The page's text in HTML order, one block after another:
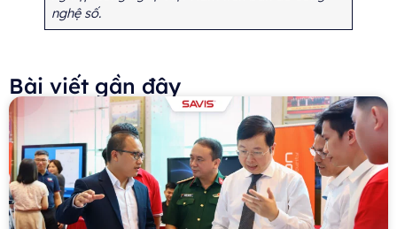
nghệ số.
Bài viết gần đây